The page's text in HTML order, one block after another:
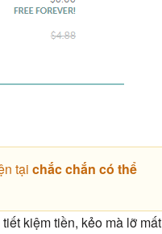
tại chắc chắn có thể
kiệm tiền, kẻo mà lỡ mất